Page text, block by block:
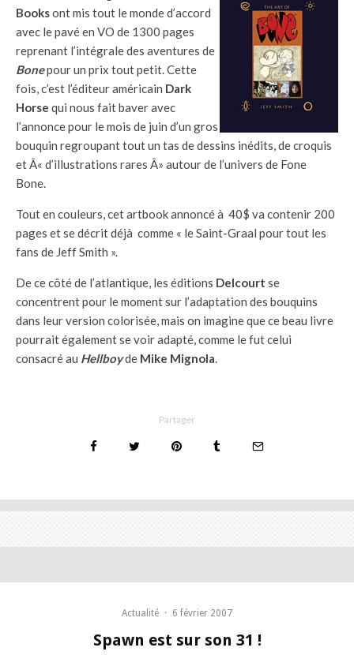
Booksont mis tout le monde d’accord
avec le pavé en VO de 1300 pages
reprenant l’intégrale des aventures de
Bonepour un prix tout petit. Cette
fois, c’est l’éditeur américain Dark
Horse qui nous fait baver avec
l’annonce pour le mois de juin d’un gros
bouquin regroupant tout un tas de dessins inédits, de croquis
et Â« d’illustrations rares Â» autour de l’univers de Fone
Bone.
Tout en couleurs, cet artbook annoncé à 40$ va contenir 200
pages et se décrit déjà comme « le Saint-Graal pour tout les
fans de Jeff Smith ».
De ce côté de l’atlantique, les éditions Delcourt se
concentrent pour le moment sur l’adaptation des bouquins
dans leur version colorisée, mais on imagine que ce beau livre
pourrait également se voir adapté, comme le fut celui
consacré au Hellboyde Mike Mignola.
Partager
Actualité · 6 février 2007
Spawn est sur son 31 !